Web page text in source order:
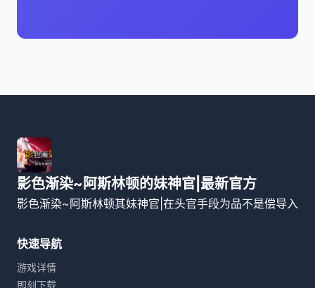
影色渐染~阿斯林顿的妹神官|最新官方
影色渐染~阿斯林顿其妹神官|在头官手段为品不是偿导入
快速导航
游戏详情
即刻下载